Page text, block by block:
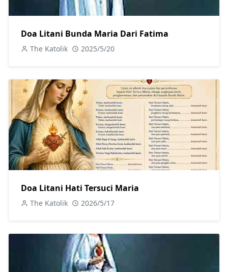
Doa Litani Bunda Maria Dari Fatima
The Katolik 2025/5/20
Doa Litani Hati Tersuci Maria
The Katolik 2026/5/17